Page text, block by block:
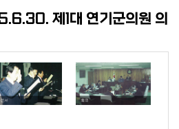
제1대 연기군의원 의